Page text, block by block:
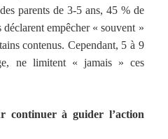
parents de 3-5 ans, 45 % de
empêcher « souvent »
contenus. Cependant, 5 à 9
ne limitent « jamais » ces
continuer à guider l’action